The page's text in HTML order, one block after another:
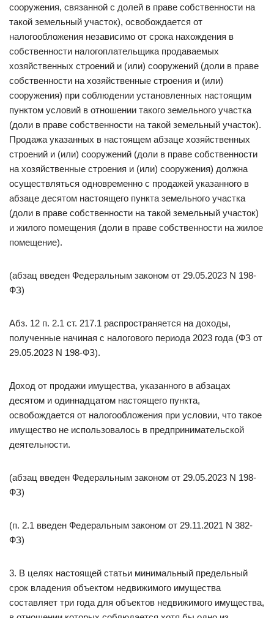
сооружения, связанной с долей в праве собственности на
такой земельный участок), освобождается от
налогообложения независимо от срока нахождения в
собственности налогоплательщика продаваемых
хозяйственных строений и (или) сооружений (доли в праве
собственности на хозяйственные строения и (или)
сооружения) при соблюдении установленных настоящим
пунктом условий в отношении такого земельного участка
(доли в праве собственности на такой земельный участок).
Продажа указанных в настоящем абзаце хозяйственных
строений и (или) сооружений (доли в праве собственности
на хозяйственные строения и (или) сооружения) должна
осуществляться одновременно с продажей указанного в
абзаце десятом настоящего пункта земельного участка
(доли в праве собственности на такой земельный участок)
и жилого помещения (доли в праве собственности на жилое
помещение).
(абзац введен Федеральным законом от 29.05.2023 N 198-
ФЗ)
Абз. 12 п. 2.1 ст. 217.1 распространяется на доходы,
полученные начиная с налогового периода 2023 года (ФЗ от
29.05.2023 N 198-ФЗ).
Доход от продажи имущества, указанного в абзацах
десятом и одиннадцатом настоящего пункта,
освобождается от налогообложения при условии, что такое
имущество не использовалось в предпринимательской
деятельности.
(абзац введен Федеральным законом от 29.05.2023 N 198-
ФЗ)
(п. 2.1 введен Федеральным законом от 29.11.2021 N 382-
ФЗ)
3. В целях настоящей статьи минимальный предельный
срок владения объектом недвижимого имущества
составляет три года для объектов недвижимого имущества,